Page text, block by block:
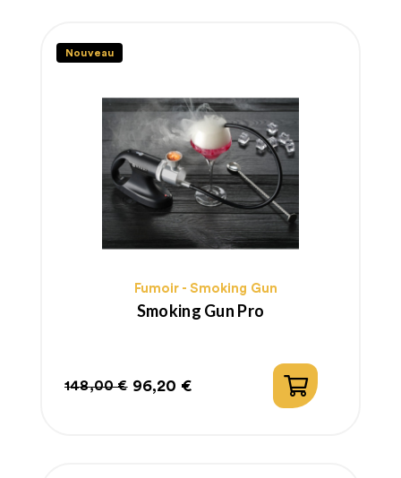
Nouveau
Fumoir - Smoking Gun
Smoking Gun Pro
Prix
148,00 €
Prix
96,20 €